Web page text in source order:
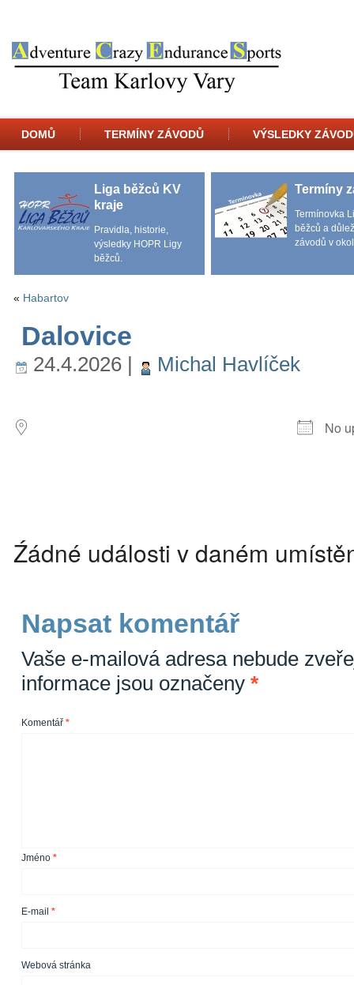
DOMŮ TERMÍNY ZÁVODŮ VÝSLEDKY
Liga běžců KV
kraje
Pravidla, historie,
výsledky HOPR Ligy
běžců.
Termíny
Termínovka
běžců a
závodů v
« Habartov
Dalovice
24.4.2026 |
Michal Havlíček
No
Źádné události v daném
Napsat komentář
Vaše e-mailová adresa nebude
informace jsou označeny *
Komentář *
Jméno *
E-mail *
Webová stránka